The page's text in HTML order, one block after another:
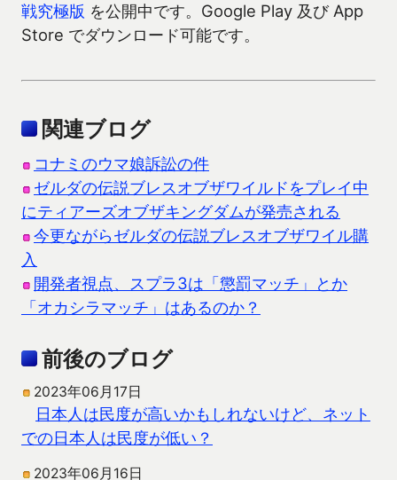
戦究極版 を公開中です。Google Play 及び App
Store でダウンロード可能です。
関連ブログ
コナミのウマ娘訴訟の件
ゼルダの伝説ブレスオブザワイルドをプレイ中
にティアーズオブザキングダムが発売される
今更ながらゼルダの伝説ブレスオブザワイル購
入
開発者視点、スプラ3は「懲罰マッチ」とか
「オカシラマッチ」はあるのか？
前後のブログ
2023年06月17日
日本人は民度が高いかもしれないけど、ネット
での日本人は民度が低い？
2023年06月16日